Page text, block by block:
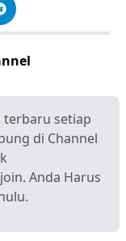
terbaru setiap
di Channel
Anda Harus